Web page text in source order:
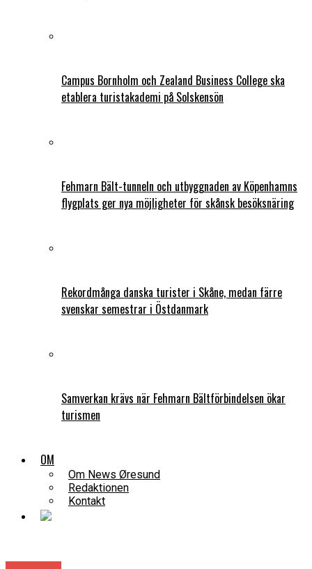
Campus Bornholm och Zealand Business College ska
etablera turistakademi på Solskensön
Fehmarn Bält-tunneln och utbyggnaden av Köpenhamns
flygplats ger nya möjligheter för skånsk besöksnäring
Rekordmånga danska turister i Skåne, medan färre
svenskar semestrar i Östdanmark
Samverkan krävs när Fehmarn Bältförbindelsen ökar
turismen
OM
Om News Øresund
Redaktionen
Kontakt